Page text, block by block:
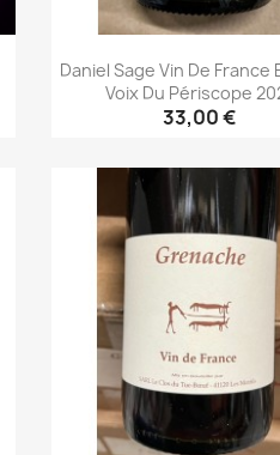
Daniel Sage Vin De France
Voix Du Périscope
33,00 €
Aperçu